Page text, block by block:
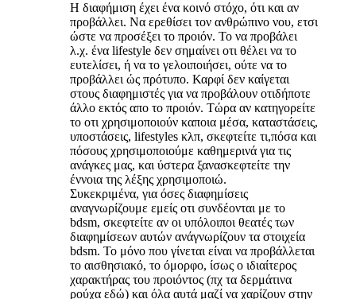
Η διαφήμιση έχει ένα κοινό στόχο, ότι και αν
προβάλλει. Να ερεθίσει τον ανθρώπινο νου, ετσι
ώστε να προσέξει το προιόν. Το να προβάλει
λ.χ. ένα lifestyle δεν σημαίνει οτι θέλει να το
ευτελίσει, ή να το γελοιποιήσει, ούτε να το
προβάλλει ώς πρότυπο. Καρφί δεν καίγεται
στους διαφημιστές για να προβάλουν οτιδήποτε
άλλο εκτός απο το προιόν. Τώρα αν κατηγορείτε
το οτι χρησιμοποιούν καποια μέσα, καταστάσεις,
υποστάσεις, lifestyles κλπ, σκεφτείτε τι,πόσα και
πόσους χρησιμοποιούμε καθημερινά για τις
ανάγκες μας, και ύστερα ξανασκεφτείτε την
έννοια της λέξης χρησιμοποιώ.
Συκεκριμένα, για όσες διαφημίσεις
αναγνωρίζουμε εμείς οτι συνδέονται με το
bdsm, σκεφτείτε αν οι υπόλοιποι θεατές των
διαφημίσεων αυτών ανάγνωρίζουν τα στοιχεία
bdsm. Το μόνο που γίνεται είναι να προβάλλεται
το αισθησιακό, το όμορφο, ίσως ο ιδιαίτερος
χαρακτήρας του προιόντος (πχ τα δερμάτινα
ρούχα εδώ) και όλα αυτά μαζί να χαρίζουν στην